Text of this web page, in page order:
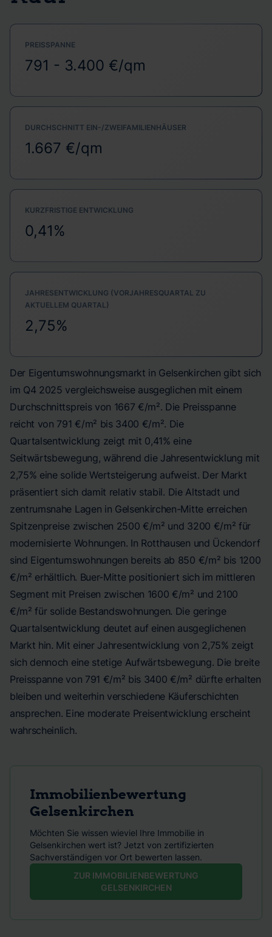
PREISSPANNE
791 - 3.400 €/qm
DURCHSCHNITT EIN-/ZWEIFAMILIENHÄUSER
1.667 €/qm
KURZFRISTIGE ENTWICKLUNG
0,41%
JAHRESENTWICKLUNG (VORJAHRESQUARTAL ZU
AKTUELLEM QUARTAL)
2,75%
Der Eigentumswohnungsmarkt in Gelsenkirchen gibt sich
im Q4 2025 vergleichsweise ausgeglichen mit einem
Durchschnittspreis von 1667 €/m². Die Preisspanne
reicht von 791 €/m² bis 3400 €/m². Die
Quartalsentwicklung zeigt mit 0,41% eine
Seitwärtsbewegung, während die Jahresentwicklung mit
2,75% eine solide Wertsteigerung aufweist. Der Markt
präsentiert sich damit relativ stabil. Die Altstadt und
zentrumsnahe Lagen in Gelsenkirchen-Mitte erreichen
Spitzenpreise zwischen 2500 €/m² und 3200 €/m² für
modernisierte Wohnungen. In Rotthausen und Ückendorf
sind Eigentumswohnungen bereits ab 850 €/m² bis 1200
€/m² erhältlich. Buer-Mitte positioniert sich im mittleren
Segment mit Preisen zwischen 1600 €/m² und 2100
€/m² für solide Bestandswohnungen. Die geringe
Quartalsentwicklung deutet auf einen ausgeglichenen
Markt hin. Mit einer Jahresentwicklung von 2,75% zeigt
sich dennoch eine stetige Aufwärtsbewegung. Die breite
Preisspanne von 791 €/m² bis 3400 €/m² dürfte erhalten
bleiben und weiterhin verschiedene Käuferschichten
ansprechen. Eine moderate Preisentwicklung erscheint
wahrscheinlich.
Immobilienbewertung
Gelsenkirchen
Möchten Sie wissen wieviel Ihre Immobilie in
Gelsenkirchen wert ist? Jetzt von zertifizierten
Sachverständigen vor Ort bewerten lassen.
ZUR IMMOBILIENBEWERTUNG
GELSENKIRCHEN